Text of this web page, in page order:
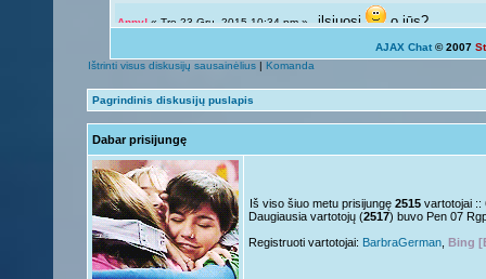
Anny! « Tre 23 Gru, 2015 10:34 pm »ilsiuosi o jūs?
Ką veikiat?
Anny!« Sek 13 Rgs, 2015 9:54 pm »galima ir atsipalaiduoti
Giedryte.« Sek 13 Rgs, 2015 7:40 pm »
Anny!« Pir 07 Rgs, 2015 9:14 pm »
Giedryte.« Pir 07 Rgs, 2015 7:36 pm » Nelabai..
Anny!« Pen 04 Rgs, 2015 9:51 pm » o tu? Juk irgi
Giedryte.« Pen 04 Rgs, 2015 5:29 pm »
AJAX Chat © 2007
Ištrinti visus diskusijų sausainėlius | Komanda
Pagrindinis diskusijų puslapis
Dabar prisijungę
Iš viso šiuo metu prisijungę 2515 vartotojai ::
Daugiausia vartotojų (2517) buvo Pen 07
Registruoti vartotojai: BarbraGerman Bing